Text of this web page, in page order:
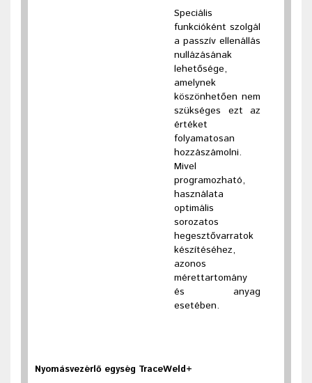
Speciális
funkcióként szolgál
a passzív ellenállás
nullázásának
lehetősége,
amelynek
köszönhetően nem
szükséges ezt az
értéket
folyamatosan
hozzászámolni.
Mivel
programozható,
használata
optimális
sorozatos
hegesztővarratok
készítéséhez,
azonos
mérettartomány
és anyag
esetében.
Nyomásvezérlő egység TraceWeld+